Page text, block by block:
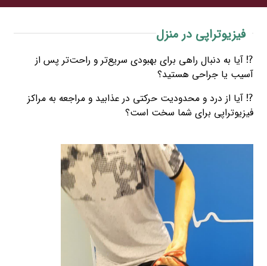
فیزیوتراپی در منزل
⁉️ آیا به دنبال راهی برای بهبودی سریع‌تر و راحت‌تر پس از
آسیب یا جراحی هستید؟
⁉️ آیا از درد و محدودیت حرکتی در عذابید و مراجعه به مراکز
فیزیوتراپی برای شما سخت است؟